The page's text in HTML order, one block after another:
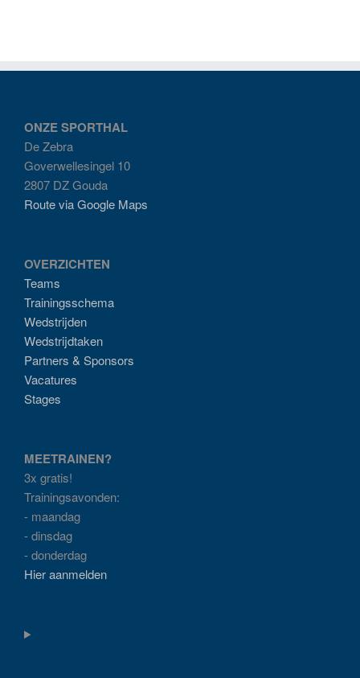
ONZE SPORTHAL
De Zebra
Goverwellesingel 10
2807 DZ Gouda
Route via Google Maps
OVERZICHTEN
Teams
Trainingsschema
Wedstrijden
Wedstrijdtaken
Partners & Sponsors
Vacatures
Stages
MEETRAINEN?
3x gratis!
Trainingsavonden:
- maandag
- dinsdag
- donderdag
Hier aanmelden